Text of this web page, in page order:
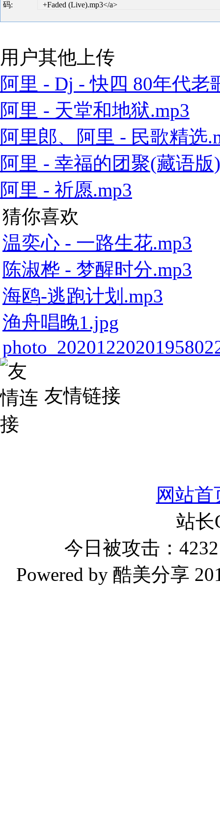
码:
+Faded (Live).mp3</a>
用户其他上传
阿里 - Dj - 快四 80年代老
阿里 - 天堂和地狱.mp3
阿里郎、阿里 - 民歌精选
阿里 - 幸福的团聚(藏语版
阿里 - 祈愿.mp3
猜你喜欢
温奕心 - 一路生花.mp3
陈淑桦 - 梦醒时分.mp3
海鸥-逃跑计划.mp3
渔舟唱晚1.jpg
友情链接
网站首
站
今日被攻击：
Powered by 酷美分享